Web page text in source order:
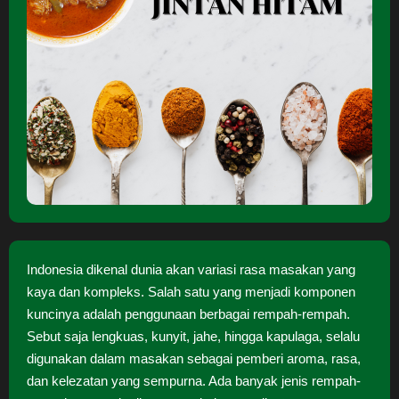
Indonesia dikenal dunia akan variasi rasa masakan yang
kaya dan kompleks. Salah satu yang menjadi komponen
kuncinya adalah penggunaan berbagai rempah-rempah.
Sebut saja lengkuas, kunyit, jahe, hingga kapulaga, selalu
digunakan dalam masakan sebagai pemberi aroma, rasa,
dan kelezatan yang sempurna. Ada banyak jenis rempah-